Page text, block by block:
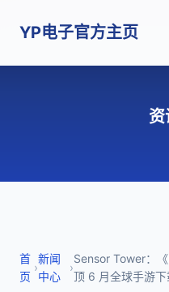
YP电子官方主页
首
页
›
新闻
中心
›
Sensor Tower：
顶 6 月全球手游下